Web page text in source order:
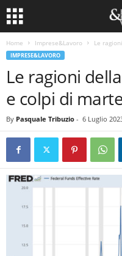
Home Imprese&Lavoro Le
IMPRESE&LAVORO
Le ragioni
e colpi di
By Pasquale Tribuzio - 6 Luglio